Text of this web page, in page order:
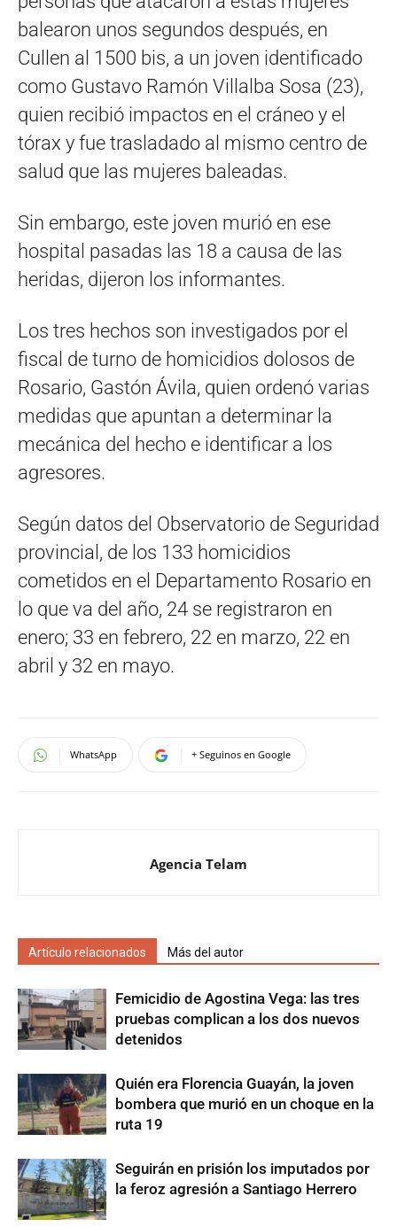
balearon unos segundos después, en
Cullen al 1500 bis, a un joven identificado
como Gustavo Ramón Villalba Sosa (23),
quien recibió impactos en el cráneo y el
tórax y fue trasladado al mismo centro de
salud que las mujeres baleadas.
Sin embargo, este joven murió en ese
hospital pasadas las 18 a causa de las
heridas, dijeron los informantes.
Los tres hechos son investigados por el
fiscal de turno de homicidios dolosos de
Rosario, Gastón Ávila, quien ordenó varias
medidas que apuntan a determinar la
mecánica del hecho e identificar a los
agresores.
Según datos del Observatorio de Seguridad
provincial, de los 133 homicidios
cometidos en el Departamento Rosario en
lo que va del año, 24 se registraron en
enero; 33 en febrero, 22 en marzo, 22 en
abril y 32 en mayo.
WhatsApp + Seguinos en Google
Agencia Telam
Artículo relacionados Más del autor
Femicidio de Agostina Vega: las tres
pruebas complican a los dos nuevos
detenidos
Quién era Florencia Guayán, la joven
bombera que murió en un choque en la
ruta 19
Seguirán en prisión los imputados por
la feroz agresión a Santiago Herrero